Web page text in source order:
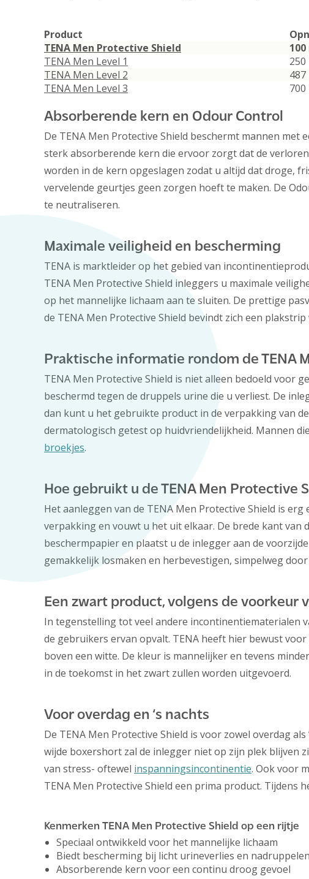
Product
TENA Men Protective Shield
TENA Men Level 1
250
TENA Men Level 2
487
TENA Men Level 3
700
Absorberende kern en Odour Control
De TENA Men Protective Shield beschermt mannen met
sterk absorberende kern die ervoor zorgt dat de
worden in de kern opgeslagen zodat u altijd dat droge,
vervelende geurtjes geen zorgen hoeft te maken. De
te neutraliseren.
Maximale veiligheid en bescherming
TENA is marktleider op het gebied van
TENA Men Protective Shield inleggers u maximale
op het mannelijke lichaam aan te sluiten. De prettige
de TENA Men Protective Shield bevindt zich een
Praktische informatie rondom de TENA
TENA Men Protective Shield is niet alleen bedoeld voor
beschermd tegen de druppels urine die u verliest. De
dan kunt u het gebruikte product in de verpakking van
dermatologisch getest op huidvriendelijkheid. Mannen
broekjes.
Hoe gebruikt u de TENA Men Protective
Het aanleggen van de TENA Men Protective Shield is
verpakking en vouwt u het uit elkaar. De brede kant van
beschermpapier en plaatst u de inlegger aan de
gemakkelijk losmaken en herbevestigen, simpelweg
Een zwart product, volgens de voorkeur
In tegenstelling tot veel andere incontinentiematerialen
de gebruikers ervan opvalt. TENA heeft hier bewust
boven een witte. De kleur is mannelijker en tevens
in de toekomst in het zwart zullen worden uitgevoerd.
Voor overdag en ‘s nachts
De TENA Men Protective Shield is voor zowel overdag
wijde boxershort zal de inlegger niet op zijn plek blijven
van stress- oftewel inspanningsincontinentie. Ook voor
TENA Men Protective Shield een prima product. Tijdens
Kenmerken TENA Men Protective Shield op een rijtje
Speciaal ontwikkeld voor het mannelijke lichaam
Biedt bescherming bij licht urineverlies en nadruppelen
Absorberende kern voor een continu droog gevoel